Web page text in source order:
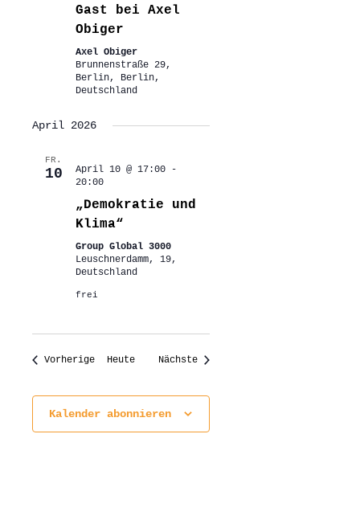
Gast bei Axel
Obiger
Axel Obiger
Brunnenstraße 29,
Berlin, Berlin,
Deutschland
April 2026
FR.
10 April 10 @ 17:00-
20:00
„Demokratie und
Klima“
Group Global 3000
Leuschnerdamm, 19,
Deutschland
frei
VorherigeVeranstaltungen
Heute NächsteVeranstaltungen
Kalender abonnieren